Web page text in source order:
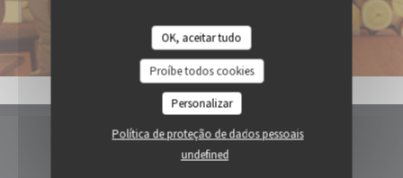
OK, aceitar tudo
Proíbe todos cookies
Personalizar
Política de proteção de dados pessoais
undefined
Mapa e Contacto